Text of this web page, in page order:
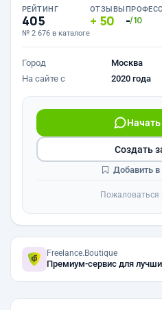
РЕЙТИНГ
405
№ 2 676 в каталоге
ОТЗЫВЫ
50 -/10
Город
Москва
На сайте с
2020 года
Начать
Создать
Добавить в
Пожаловаться
Freelance.Boutique
Премиум-сервис для